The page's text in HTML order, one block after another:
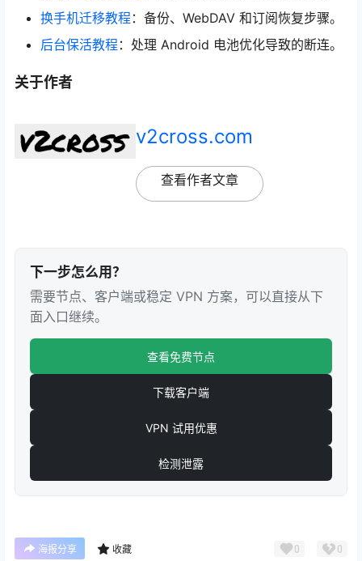
换手机迁移教程 ：备份、WebDAV 和订阅恢复步骤。
后台保活教程 ：处理 Android 电池优化导致的断连。
关于作者
v2cross.com
查看作者文章
下一步怎么用？
需要节点、客户端或稳定 VPN 方案，可以直接从下
面入口继续。
查看免费节点
下载客户端
VPN 试用优惠
检测泄露
海报分享 收藏 0 0